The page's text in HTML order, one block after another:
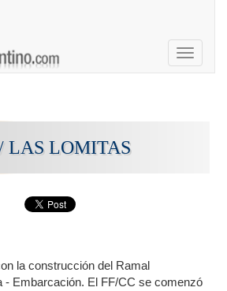
Toggle
LAS LOMITAS
la construcción del Ramal
- Embarcación. El FF/CC se comenzó